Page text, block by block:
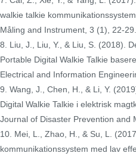
walkie talkie
Måling and Instrument, 3 (1), 22-29.
8. Liu, J., Liu, Y., & Liu, S. (2018).
Portable Digital Walkie Talkie
Electrical and Information
9. Wang, J., Chen, H., & Li, Y.
Digital Walkie Talkie i elektrisk
Journal of Disaster Prevention and
10. Mei, L., Zhao, H., & Su, L.
kommunikationssystem med lav